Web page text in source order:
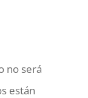
no será
están